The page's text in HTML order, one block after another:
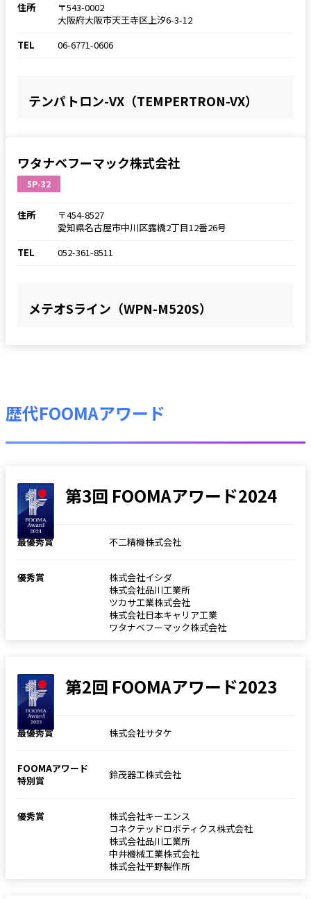
住所
〒543-0002
大阪府大阪市天王寺区上汐6-3-12
TEL
06-6771-0606
テンパトロン-VX（TEMPERTRON-VX）
ワタナベフーマック株式会社
5P-32
住所
〒454-8527
愛知県名古屋市中川区露橋2丁目12番26号
TEL
052-361-8511
メテオSライン（WPN-M520S）
歴代FOOMAアワード
第3回 FOOMAアワード2024
最優秀賞 不二精機株式会社
優秀賞
株式会社イシダ
株式会社品川工業所
ツカサ工業株式会社
株式会社日本キャリア工業
ワタナベフーマック株式会社
第2回 FOOMAアワード2023
最優秀賞 株式会社サタケ
FOOMAアワード
特別賞
鈴茂器工株式会社
優秀賞
株式会社キーエンス
コネクテッドロボティクス株式会社
株式会社品川工業所
中井機械工業株式会社
株式会社平野製作所